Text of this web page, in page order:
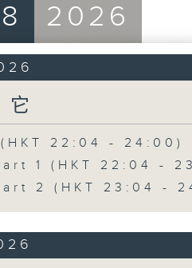
2026
它
22:04 - 24:00)
1 (HKT 22:04 -
2 (HKT 23:04 -